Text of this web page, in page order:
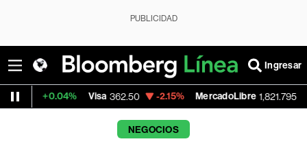
PUBLICIDAD
Ingresar
Visa 362.50 -2.15% MercadoLibre 1,821.795 -0.14%
NEGOCIOS